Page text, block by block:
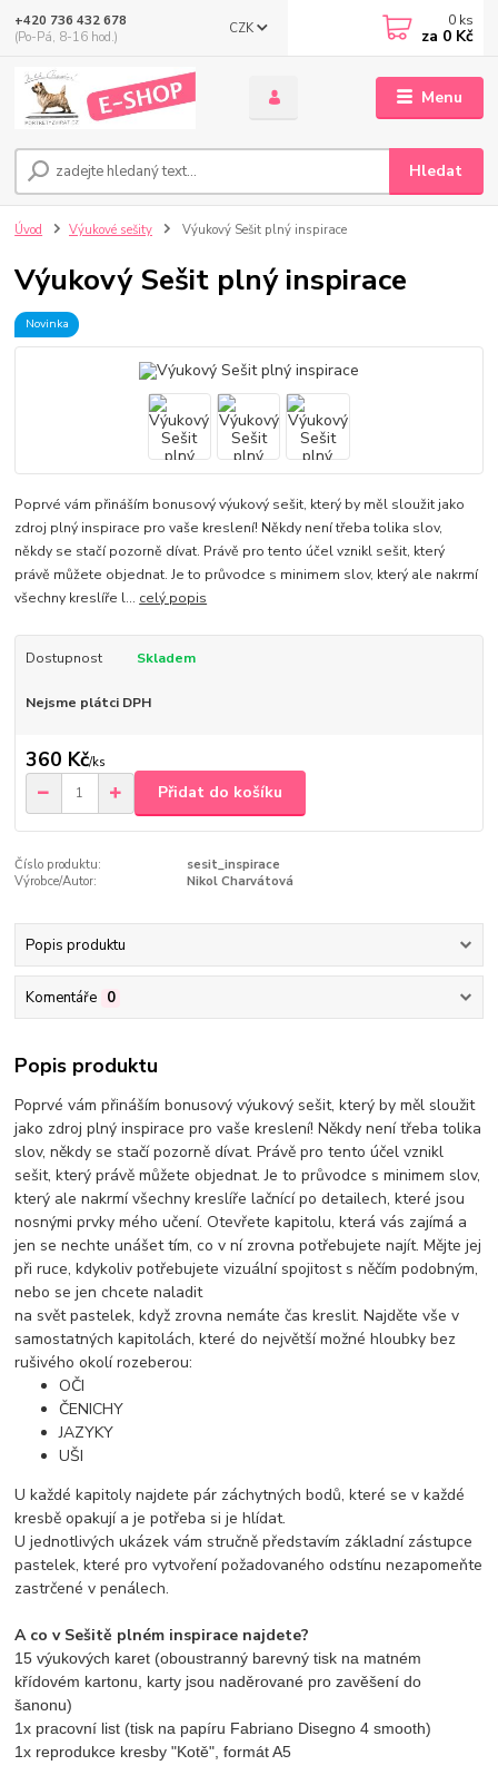
Menu
CZK
Hledat
+420 736 432 678
(Po-Pá, 8-16 hod.)
0 ks
za 0 Kč
Úvod Výukové sešity Výukový Sešit plný inspirace
Výukový Sešit plný inspirace
Novinka
Poprvé vám přináším bonusový výukový sešit, který by měl sloužit jako
zdroj plný inspirace pro vaše kreslení! Někdy není třeba tolika slov,
někdy se stačí pozorně dívat. Právě pro tento účel vznikl sešit, který
právě můžete objednat. Je to průvodce s minimem slov, který ale nakrmí
všechny kreslíře l... celý popis
Dostupnost Skladem
Nejsme plátci DPH
360 Kč/ks
Přidat do košíku
Číslo produktu:
sesit_inspirace
Výrobce/Autor:
Nikol Charvátová
Popis produktu
Komentáře 0
Popis produktu
Poprvé vám přináším bonusový výukový sešit, který by měl sloužit
jako zdroj plný inspirace pro vaše kreslení! Někdy není třeba tolika
slov, někdy se stačí pozorně dívat. Právě pro tento účel vznikl
sešit, který právě můžete objednat. Je to průvodce s minimem slov,
který ale nakrmí všechny kreslíře lačnící po detailech, které jsou
nosnými prvky mého učení. Otevřete kapitolu, která vás zajímá a
jen se nechte unášet tím, co v ní zrovna potřebujete najít. Mějte jej
při ruce, kdykoliv potřebujete vizuální spojitost s něčím podobným,
nebo se jen chcete naladit
na svět pastelek, když zrovna nemáte čas kreslit. Najděte vše v
samostatných kapitolách, které do největší možné hloubky bez
rušivého okolí rozeberou:
OČI
ČENICHY
JAZYKY
UŠI
U každé kapitoly najdete pár záchytných bodů, které se v každé
kresbě opakují a je potřeba si je hlídat.
U jednotlivých ukázek vám stručně představím základní zástupce
pastelek, které pro vytvoření požadovaného odstínu nezapomeňte
zastrčené v penálech.
A co v Sešitě plném inspirace najdete?
15 výukových karet (oboustranný barevný tisk na matném
křídovém kartonu, karty jsou naděrované pro zavěšení do
šanonu)
1x pracovní list (tisk na papíru Fabriano Disegno 4 smooth)
1x reprodukce kresby "Kotě", formát A5